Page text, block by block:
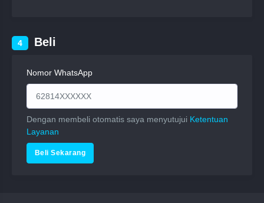
4 Beli
Nomor WhatsApp
Dengan membeli otomatis saya menyutujui Ketentuan
Layanan